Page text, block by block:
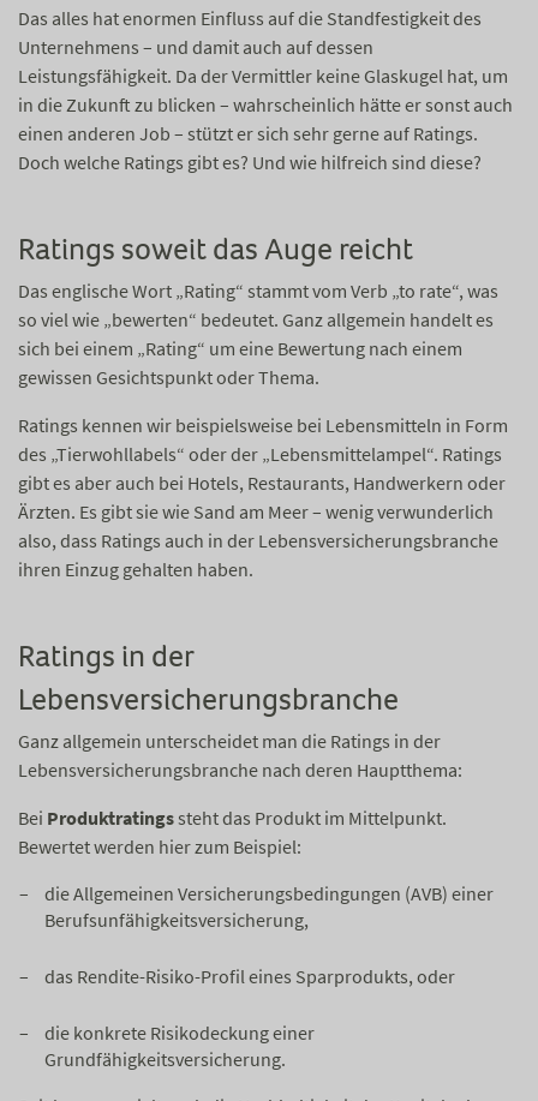
Das alles hat enormen Einfluss auf die Standfestigkeit des
Unternehmens – und damit auch auf dessen
Leistungsfähigkeit. Da der Vermittler keine Glaskugel hat, um
in die Zukunft zu blicken – wahrscheinlich hätte er sonst auch
einen anderen Job – stützt er sich sehr gerne auf Ratings.
Doch welche Ratings gibt es? Und wie hilfreich sind diese?
Ratings soweit das Auge reicht
Das englische Wort „Rating“ stammt vom Verb „to rate“, was
so viel wie „bewerten“ bedeutet. Ganz allgemein handelt es
sich bei einem „Rating“ um eine Bewertung nach einem
gewissen Gesichtspunkt oder Thema.
Ratings kennen wir beispielsweise bei Lebensmitteln in Form
des „Tierwohllabels“ oder der „Lebensmittelampel“. Ratings
gibt es aber auch bei Hotels, Restaurants, Handwerkern oder
Ärzten. Es gibt sie wie Sand am Meer – wenig verwunderlich
also, dass Ratings auch in der Lebensversicherungsbranche
ihren Einzug gehalten haben.
Ratings in der
Lebensversicherungsbranche
Ganz allgemein unterscheidet man die Ratings in der
Lebensversicherungsbranche nach deren Hauptthema:
Bei Produktratingssteht das Produkt im Mittelpunkt.
Bewertet werden hier zum Beispiel:
die Allgemeinen Versicherungsbedingungen (AVB) einer
Berufsunfähigkeitsversicherung,
das Rendite-Risiko-Profil eines Sparprodukts, oder
die konkrete Risikodeckung einer
Grundfähigkeitsversicherung.